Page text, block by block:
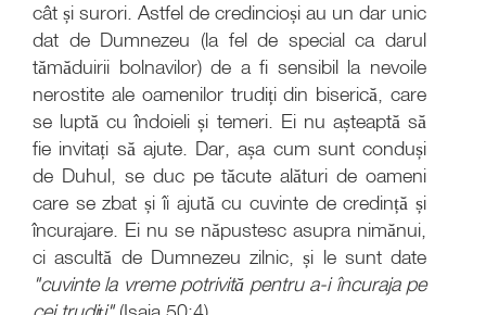
cât și surori. Astfel de credincioși au un dar unic
dat de Dumnezeu (la fel de special ca darul
tămăduirii bolnavilor) de a fi sensibil la nevoile
nerostite ale oamenilor trudiți din biserică, care
se luptă cu îndoieli și temeri. Ei nu așteaptă să
fie invitați să ajute. Dar, așa cum sunt conduși
de Duhul, se duc pe tăcute alături de oameni
care se zbat și îi ajută cu cuvinte de credință și
încurajare. Ei nu se năpustesc asupra nimănui,
ci ascultă de Dumnezeu zilnic, și le sunt date
"cuvinte la vreme potrivită pentru a-i încuraja pe